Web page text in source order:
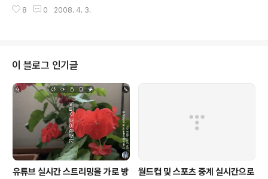
총알택시로만 부족해 이젠 총알걸음이 필요한 듯하다. 그
츠 중 축구 관련 기사를 유심히 읽는다. 오늘 아침 리투아니아 최대 일간지인
가 걸린 시간은 10시간으로 축구공을 몸에서 떨어뜨리지 않은 채 마라톤 풀코
스를 9시간 17분에 뛴 한국의 우희용 씨의 시간과 비슷하다. 쿠첸코 씨는 이미
24시간 동..
8 0 2008. 4. 3.
이 블로그 인기글
유튜브 실시간 스트리밍을 가로 방
월드컵 및 스포츠 중계 실시간으로